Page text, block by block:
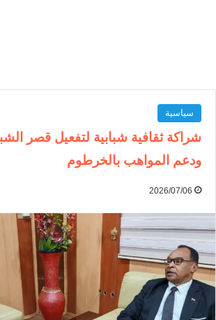
سياسية
شراكة ثقافية شبابية لتفعيل قصر
ودعم المواهب بالخرطوم
2026/07/06